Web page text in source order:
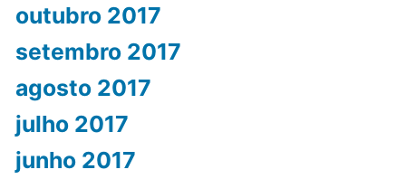
outubro 2017
setembro 2017
agosto 2017
julho 2017
junho 2017